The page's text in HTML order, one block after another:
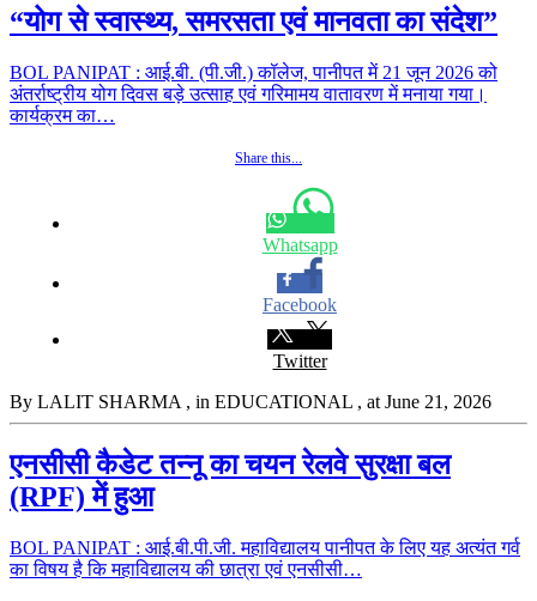
“योग से स्वास्थ्य, समरसता एवं मानवता का संदेश”
BOL PANIPAT : आई.बी. (पी.जी.) कॉलेज, पानीपत में 21 जून 2026 को
अंतर्राष्ट्रीय योग दिवस बड़े उत्साह एवं गरिमामय वातावरण में मनाया गया।
कार्यक्रम का…
Share this...
Whatsapp
Facebook
Twitter
By LALIT SHARMA , in EDUCATIONAL , at June 21, 2026
एनसीसी कैडेट तन्नू का चयन रेलवे सुरक्षा बल
(RPF) में हुआ
BOL PANIPAT : आई.बी.पी.जी. महाविद्यालय पानीपत के लिए यह अत्यंत गर्व
का विषय है कि महाविद्यालय की छात्रा एवं एनसीसी…